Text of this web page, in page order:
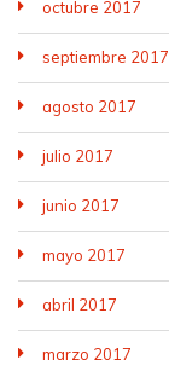
octubre 2017
septiembre 2017
agosto 2017
julio 2017
junio 2017
mayo 2017
abril 2017
marzo 2017